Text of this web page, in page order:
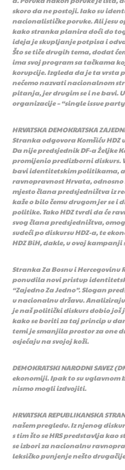
skoro da ne postoji. Iako su
nacionalističke poruke. Ali jesu
kako stranka planira doći do
ideja je skupljanje potpisa i
Što se tiče drugih tema, dodat
ima svoj program sa tačkama
korupcije. Izgleda da je ta vrsta
nećemo nazvati nacionalnom
pitanja, jer drugim se i ne bavi.
organizacije – “single issue
HRVATSKA DEMOKRATSKA
Stranka odgovora Komšiću HDZ
Da nije predsjednik DF-a Żeljke
promijenio predizborni diskurs.
bavi identitetskim politikama, a
ravnopravnost Hrvata, odnosno
mjesto člana predsjedništva iz
kaže o bilo čemu drugom jer se i
politike. Tako HDZ tvrdi da će
svog člana predsjedništva,
sudeći po diskursu HDZ-a, te
HDZ BiH, dakle, u ovoj
Stranka Za Bosnu i Hercegovinu
ponudila novi pristup
“Zajedno Za Jedno”. Slogan
u nacionalnu državu.
je naš politički diskurs dobio još
kako se boriti za taj princip u
temi je smanjila prostor za one
osjećaju na svojoj koži.
DEMOKRATSKI NARODNI SAVEZ
ekonomiji. Ipak to su uglavnom
nismo mogli izdvojiti.
HRVATSKA REPUBLIKANSKA
našem pregledu. Iz njenog
s tim što se HRS predstavlja kao
se izbori za nacionalnu
leksičko punjenje nešto